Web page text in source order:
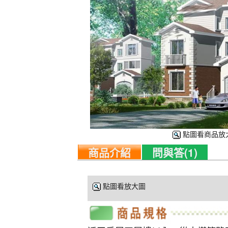
點圖看商品放
商品介紹 問與答(1)
點圖看放大圖